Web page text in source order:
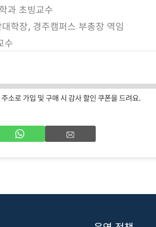
과 초빙교수
학장, 경주캠퍼스 부총장 역임
수
소로 가입 및 구매 시 감사 할인 쿠폰을 드려요.